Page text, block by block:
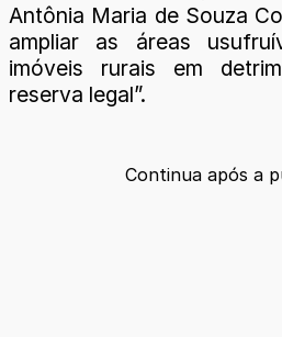
Antônia Maria de Souza
ampliar as áreas
imóveis rurais em
reserva legal”.
Continua após a